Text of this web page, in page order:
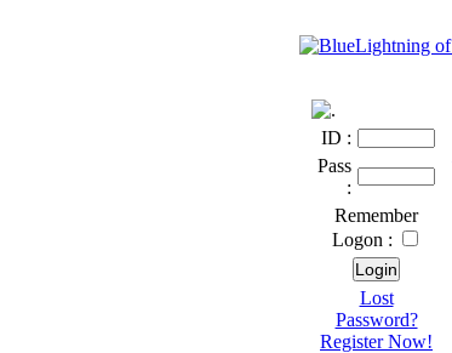
ID :
Pass
:
Remember
Logon :
Lost
Password?
Register Now!